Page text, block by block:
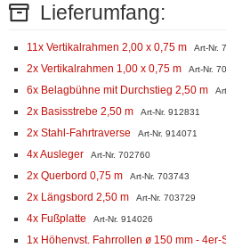
Lieferumfang:
11x Vertikalrahmen 2,00 x 0,75 m Art-Nr.
2x Vertikalrahmen 1,00 x 0,75 m Art-Nr.
6x Belagbühne mit Durchstieg 2,50 m
2x Basisstrebe 2,50 m Art-Nr. 912831
2x Stahl-Fahrtraverse Art-Nr. 914071
4x Ausleger Art-Nr. 702760
2x Querbord 0,75 m Art-Nr. 703743
2x Längsbord 2,50 m Art-Nr. 703729
4x Fußplatte Art-Nr. 914026
1x Höhenvst. Fahrrollen ø 150 mm - 4er-